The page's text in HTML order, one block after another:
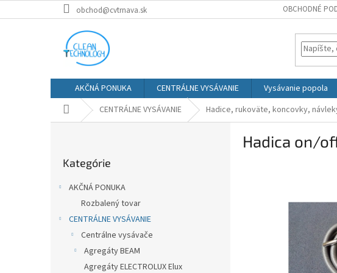
na
obchod@cvtrnava.sk OBCHODNÉ
AKČNÁ PONUKA CENTRÁLNE VYSÁVANIE Vysávanie popola
Domov CENTRÁLNE VYSÁVANIE Hadice, rukoväte, koncovky,
kategórie
Kategórie
AKČNÁ PONUKA
Rozbalený tovar
CENTRÁLNE VYSÁVANIE
Centrálne vysávače
Agregáty BEAM
Agregáty ELECTROLUX Elux
Hadica on/